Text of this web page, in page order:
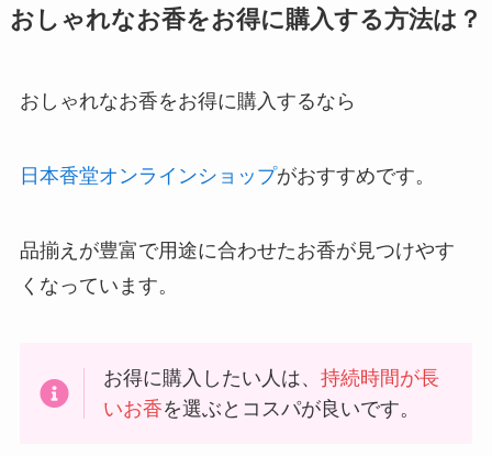
おしゃれなお香をお得に購入する方法は？
おしゃれなお香をお得に購入するなら
日本香堂オンラインショップがおすすめです。
品揃えが豊富で用途に合わせたお香が見つけやす
くなっています。
お得に購入したい人は、持続時間が長
いお香を選ぶとコスパが良いです。